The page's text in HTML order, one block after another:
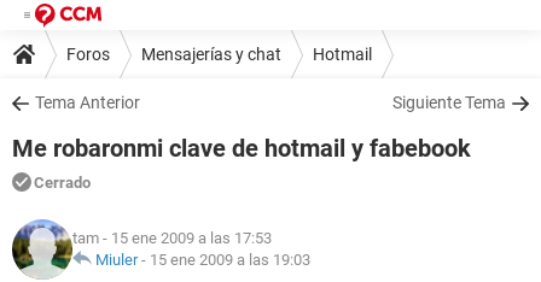
Foros Mensajerías y chat Hotmail
Tema Anterior Siguiente Tema
Me robaronmi clave de hotmail y fabebook
Cerrado
tam - 15 ene 2009 a las 17:53
Miuler- 15 ene 2009 a las 19:03